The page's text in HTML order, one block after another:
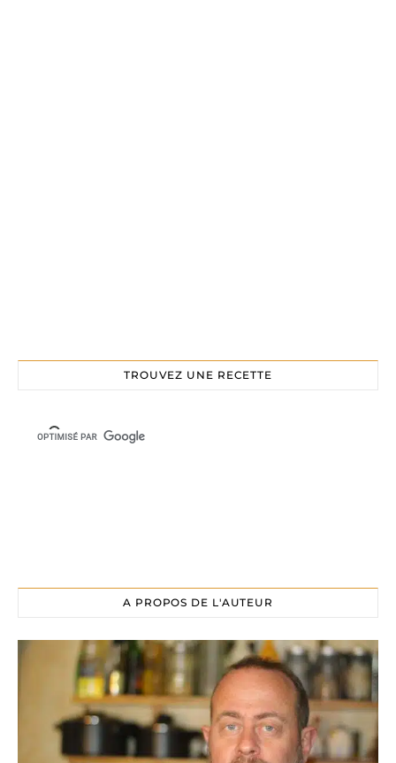
TROUVEZ UNE RECETTE
A PROPOS DE L'AUTEUR